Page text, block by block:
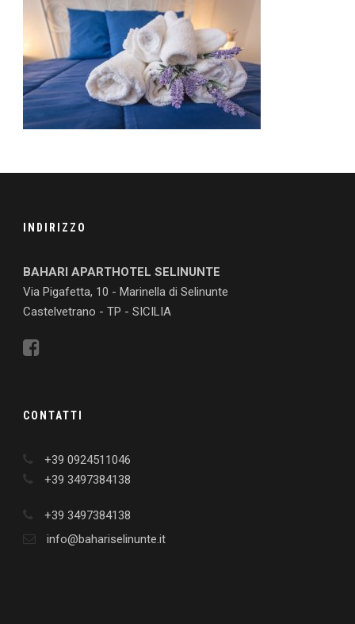
INDIRIZZO
BAHARI APARTHOTEL SELINUNTE
Via Pigafetta, 10 - Marinella di Selinunte
Castelvetrano - TP - SICILIA
CONTATTI
+39 0924511046
+39 3497384138
+39 3497384138
info@bahariselinunte.it